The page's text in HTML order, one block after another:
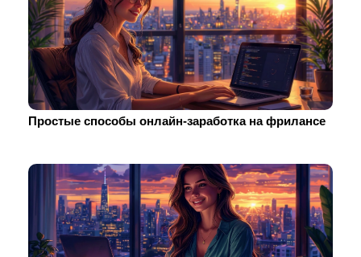
Простые способы онлайн-заработка на фрилансе